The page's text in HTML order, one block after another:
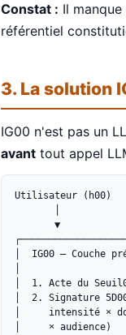
Constat : Il
référentiel
3. La solution
IG00 n'est pas un
avant tout appel
Utilisateur (h00)
       ▼
│  IG00 — Couche
│  1. Acte du
│  2. Signature
│     intensité ×
│     ×